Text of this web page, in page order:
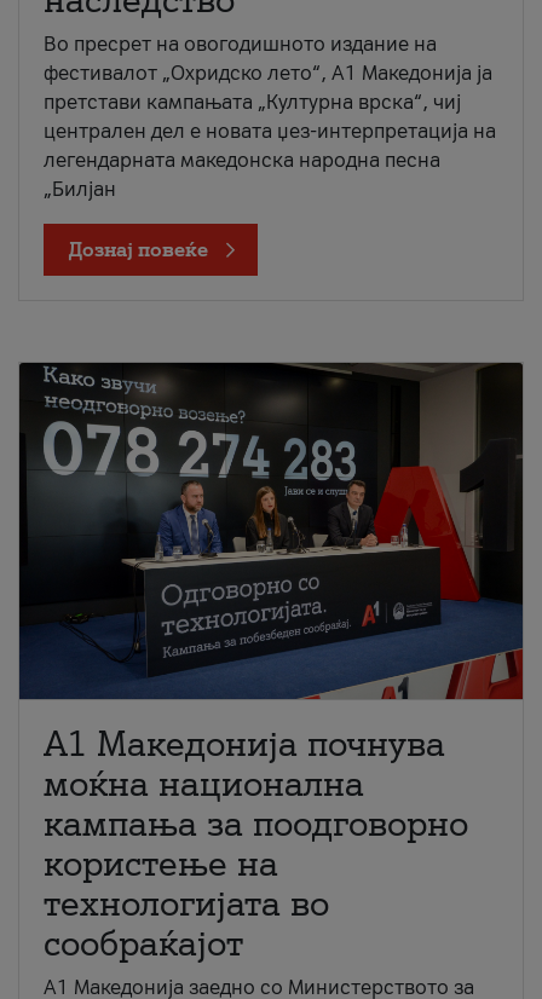
Во пресрет на овогодишното издание на
фестивалот „Охридско лето“, А1 Македонија ја
претстави кампањата „Културна врска“, чиј
централен дел е новата џез-интерпретација на
легендарната македонска народна песна
„Билјан
Дознај повеќе
A1 Македонија почнува
моќна национална
кампања за поодговорно
користење на
технологијата во
сообраќајот
A1 Македонија заедно со Министерството за